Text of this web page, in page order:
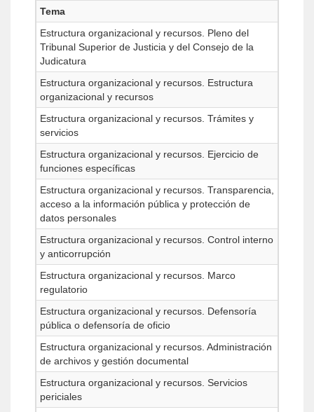
Tema
Estructura organizacional y recursos. Pleno del
Tribunal Superior de Justicia y del Consejo de la
Judicatura
Estructura organizacional y recursos. Estructura
organizacional y recursos
Estructura organizacional y recursos. Trámites y
servicios
Estructura organizacional y recursos. Ejercicio de
funciones específicas
Estructura organizacional y recursos. Transparencia,
acceso a la información pública y protección de
datos personales
Estructura organizacional y recursos. Control interno
y anticorrupción
Estructura organizacional y recursos. Marco
regulatorio
Estructura organizacional y recursos. Defensoría
pública o defensoría de oficio
Estructura organizacional y recursos. Administración
de archivos y gestión documental
Estructura organizacional y recursos. Servicios
periciales